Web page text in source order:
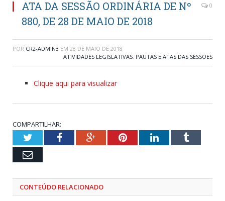
ATA DA SESSÃO ORDINÁRIA DE Nº
880, DE 28 DE MAIO DE 2018
0
POR CR2-ADMIN3 EM 28 DE MAIO DE 2018
ATIVIDADES LEGISLATIVAS, PAUTAS E ATAS DAS SESSÕES
Clique aqui para visualizar
COMPARTILHAR:
TwitterFacebookGoogle+PinterestLinkedInTumblr
Email
CONTEÚDO RELACIONADO